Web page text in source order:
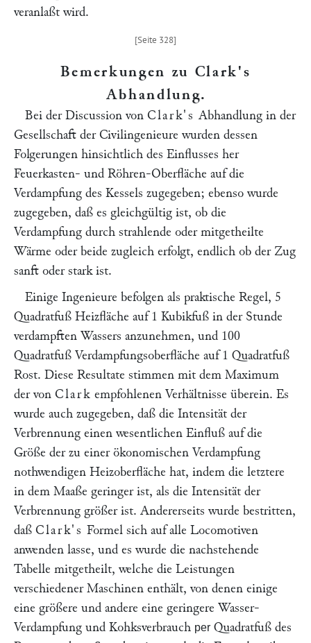
veranlaßt wird.
Bemerkungen zu Clark's
Abhandlung.
Bei der Discussion von Clark's Abhandlung in der
Gesellschaft der Civilingenieure wurden dessen
Folgerungen hinsichtlich des Einflusses her
Feuerkasten- und Röhren-Oberfläche auf die
Verdampfung des Kessels zugegeben; ebenso wurde
zugegeben, daß es gleichgültig ist, ob die
Verdampfung durch strahlende oder mitgetheilte
Wärme oder beide zugleich erfolgt, endlich ob der Zug
sanft oder stark ist.
Einige Ingenieure befolgen als praktische Regel, 5
Quadratfuß Heizfläche auf 1 Kubikfuß in der Stunde
verdampften Wassers anzunehmen, und 100
Quadratfuß Verdampfungsoberfläche auf 1 Quadratfuß
Rost. Diese Resultate stimmen mit dem Maximum
der von Clark empfohlenen Verhältnisse überein. Es
wurde auch zugegeben, daß die Intensität der
Verbrennung einen wesentlichen Einfluß auf die
Größe der zu einer ökonomischen Verdampfung
nothwendigen Heizoberfläche hat, indem die letztere
in dem Maaße geringer ist, als die Intensität der
Verbrennung größer ist. Andererseits wurde bestritten,
daß Clark's Formel sich auf alle Locomotiven
anwenden lasse, und es wurde die nachstehende
Tabelle mitgetheilt, welche die Leistungen
verschiedener Maschinen enthält, von denen einige
eine größere und andere eine geringere Wasser-
Verdampfung und Kohksverbrauch per Quadratfuß des